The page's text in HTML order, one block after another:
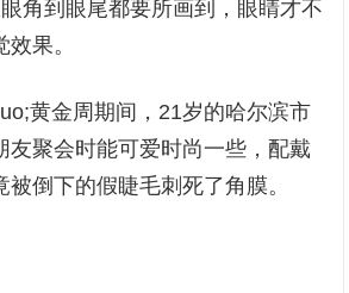
角到眼尾都要所画到，眼睛才不
果。
黄金周期间，21岁的哈尔滨市
友聚会时能可爱时尚一些，配戴
倒下的假睫毛刺死了角膜。